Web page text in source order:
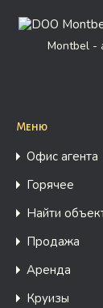
Montbel -
Меню
Офис агента
Горячее
Найти
Продажа
Аренда
Круизы